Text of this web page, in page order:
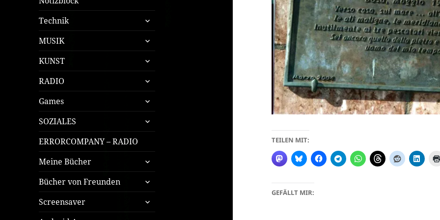
Technik
untermenü
öffnen
MUSIK
untermenü
öffnen
KUNST
untermenü
öffnen
RADIO
untermenü
öffnen
Games
untermenü
öffnen
SOZIALES
untermenü
öffnen
ERRORCOMPANY – RADIO
Meine Bücher
untermenü
öffnen
Bücher von Freunden
untermenü
öffnen
Screensaver
untermenü
öffnen
TEILEN MIT:
GEFÄLLT MIR: